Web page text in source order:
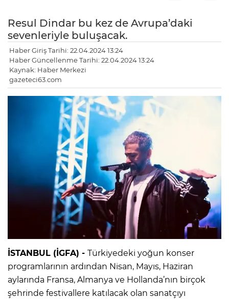
Resul Dindar bu kez de Avrupa’daki
sevenleriyle buluşacak.
Haber Giriş Tarihi: 22.04.2024 13:24
Haber Güncellenme Tarihi: 22.04.2024 13:24
Kaynak: Haber Merkezi
gazeteci63.com
İSTANBUL (İGFA) - Türkiyedeki yoğun konser
programlarının ardından Nisan, Mayıs, Haziran
aylarında Fransa, Almanya ve Hollanda’nın birçok
şehrinde festivallere katılacak olan sanatçıyı